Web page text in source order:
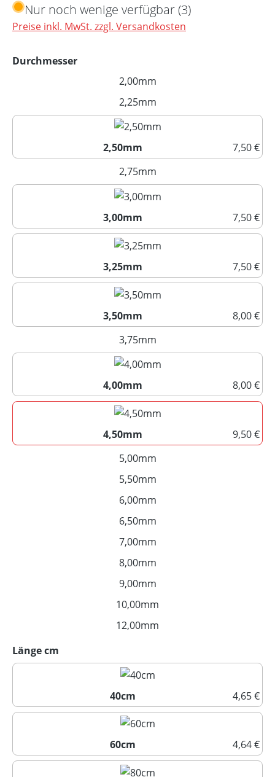
Nur noch wenige verfügbar (3)
Preise inkl. MwSt. zzgl. Versandkosten
Durchmesserauswählen
2,00mm(Diese Option ist zurzeit
2,25mm(Diese Option ist zurzeit
2,50mm
7,50 €
2,50mm
2,75mm(Diese Option ist zurzeit
3,00mm
7,50 €
3,00mm
3,25mm
7,50 €
3,25mm
3,50mm
8,00 €
3,50mm
3,75mm(Diese Option ist zurzeit
4,00mm
8,00 €
4,00mm
4,50mm
9,50 €
4,50mm
5,00mm(Diese Option ist zurzeit
5,50mm(Diese Option ist zurzeit
6,00mm(Diese Option ist zurzeit
6,50mm(Diese Option ist zurzeit
7,00mm(Diese Option ist zurzeit
8,00mm(Diese Option ist zurzeit
9,00mm(Diese Option ist zurzeit
10,00mm
12,00mm
Länge cm
40cm
4,65 €
40cm
60cm
4,64 €
60cm